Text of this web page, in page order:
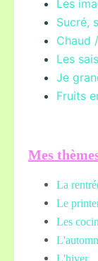
Les
Sucré,
Chaud
Les
Je
Fruits
Mes
La
Le
Les
L'hiver